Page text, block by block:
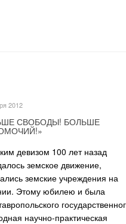
2012
СВОБОДЫ! БОЛЬШЕ
девизом 100 лет назад
земское движение,
земские учреждения на
Этому юбилею и была
научно-практическая